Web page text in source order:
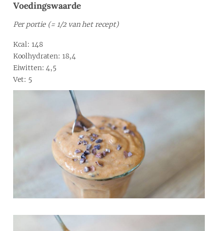
Voedingswaarde
Per portie (= 1/2 van het recept)
Kcal: 148
Koolhydraten: 18,4
Eiwitten: 4,5
Vet: 5